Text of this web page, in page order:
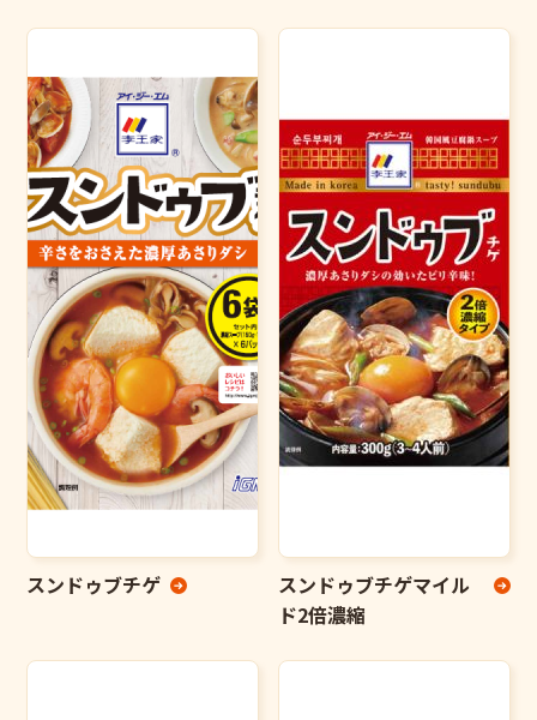
スンドゥブチゲ
スンドゥブチゲマイル
ド2倍濃縮